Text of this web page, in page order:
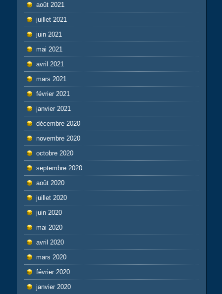
août 2021
juillet 2021
juin 2021
mai 2021
avril 2021
mars 2021
février 2021
janvier 2021
décembre 2020
novembre 2020
octobre 2020
septembre 2020
août 2020
juillet 2020
juin 2020
mai 2020
avril 2020
mars 2020
février 2020
janvier 2020